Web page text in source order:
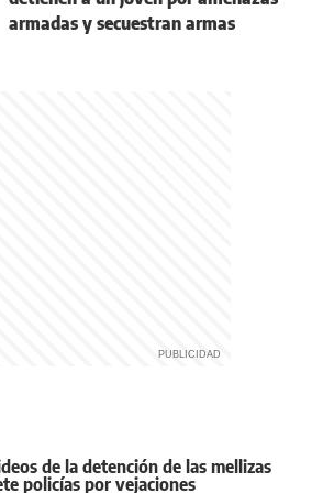
armadas y secuestran armas
de la detención de las mellizas
policías por vejaciones